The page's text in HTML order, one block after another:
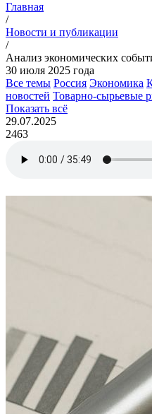
Главная
/
Новости и публикации
/
Анализ экономических
30 июля 2025 года
Все темы Россия Экономика
новостей Товарно-сырьевые
Показать всё
29.07.2025
2463